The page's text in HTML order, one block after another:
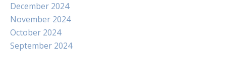
December 2024
November 2024
October 2024
September 2024